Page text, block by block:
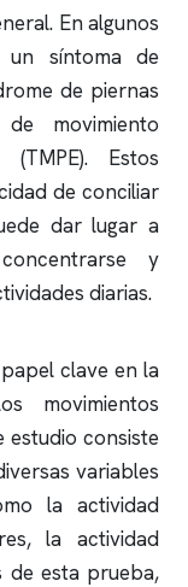
En algunos
un síntoma de
de piernas
movimiento
Estos
de conciliar
dar lugar a
y
diarias.
clave en la
movimientos
estudio consiste
variables
la actividad
la actividad
de esta prueba,